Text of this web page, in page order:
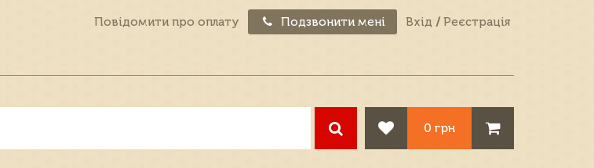
Повідомити про оплату Подзвонити мені Вхід / Реєстрація
0 грн